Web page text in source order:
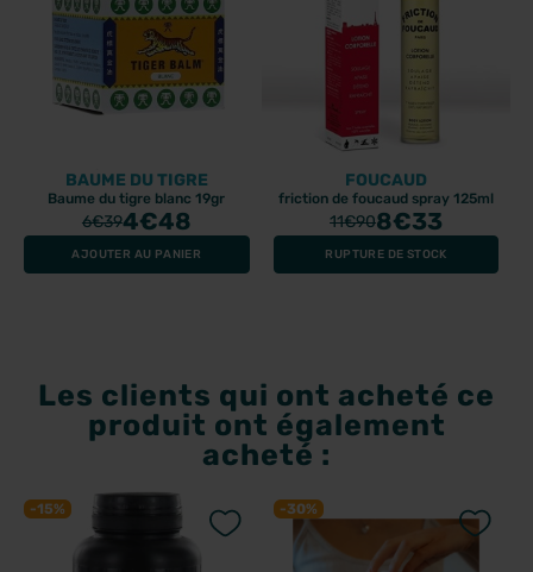
BAUME DU TIGRE
Baume du tigre blanc 19gr
6€394€48
AJOUTER AU PANIER
FOUCAUD
friction de foucaud spray 125ml
11€908€33
RUPTURE DE STOCK
Les clients qui ont acheté ce
produit ont également
acheté :
-15% -30%